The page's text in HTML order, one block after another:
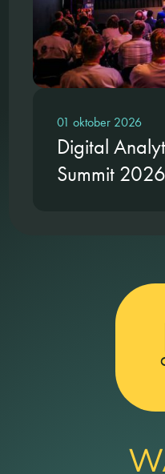
01 oktober 2026
Digital
Summit 2026